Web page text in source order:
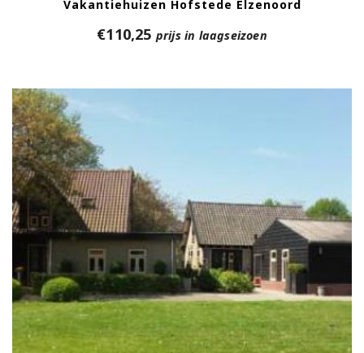
Vakantiehuizen Hofstede Elzenoord
€110,25 prijs in laagseizoen